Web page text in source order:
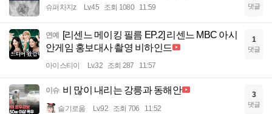
슈퍼차지z Lv.45 조회 1080 11:59 댓글
연예
[리센느 메이킹 필름 EP.2] 리센느 MBC 아시
안게임 홍보대사 촬영 비하인드
아이스티이 Lv.32 조회 287 11:57
1
댓글
이슈 비 많이 내리는 강릉과 동해안
슬기로움 Lv.92 조회 706 11:52
3
댓글